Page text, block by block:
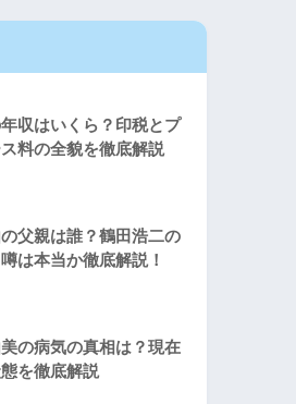
収はいくら？印税とプ
料の全貌を徹底解説
父親は誰？鶴田浩二の
は本当か徹底解説！
の病気の真相は？現在
を徹底解説